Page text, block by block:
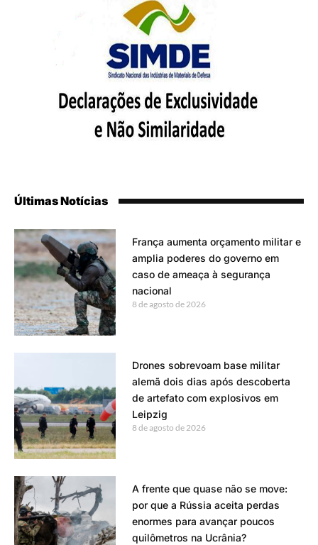
Últimas Notícias
França aumenta orçamento militar e
amplia poderes do governo em
caso de ameaça à segurança
nacional
8 de agosto de 2026
Drones sobrevoam base militar
alemã dois dias após descoberta
de artefato com explosivos em
Leipzig
8 de agosto de 2026
A frente que quase não se move:
por que a Rússia aceita perdas
enormes para avançar poucos
quilômetros na Ucrânia?